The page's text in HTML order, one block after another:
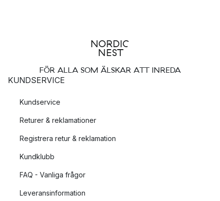
FÖR ALLA SOM ÄLSKAR ATT INREDA
KUNDSERVICE
Kundservice
Returer & reklamationer
Registrera retur & reklamation
Kundklubb
FAQ - Vanliga frågor
Leveransinformation